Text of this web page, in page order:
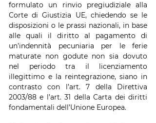
formulato un rinvio pregiudiziale alla
Corte di Giustizia UE, chiedendo se le
disposizioni o le prassi nazionali, in base
alle quali il diritto al pagamento di
un’indennità pecuniaria per le ferie
maturate non godute non sia dovuto
nel periodo tra il licenziamento
illegittimo e la reintegrazione, siano in
contrasto con l’art. 7 della Direttiva
2003/88 e l’art. 31 della Carta dei diritti
fondamentali dell’Unione Europea.